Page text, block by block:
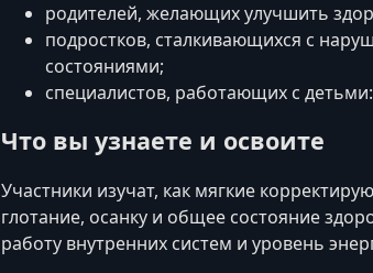
родителей, желающих улучшить
подростков, сталкивающихся с
состояниями;
специалистов, работающих с
Что вы узнаете и освоите
Участники изучат, как мягкие
глотание, осанку и общее состояние
работу внутренних систем и уровень